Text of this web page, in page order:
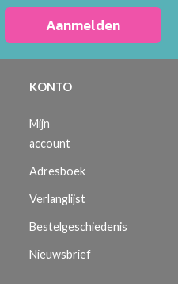
Aanmelden
KONTO
Mijn
account
Adresboek
Verlanglijst
Bestelgeschiedenis
Nieuwsbrief